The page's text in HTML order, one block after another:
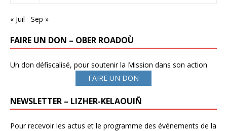
« Juil Sep »
FAIRE UN DON – OBER ROADOÙ
Un don défiscalisé, pour soutenir la Mission dans son action
FAIRE UN DON
NEWSLETTER – LIZHER-KELAOUIÑ
Pour recevoir les actus et le programme des événements de la